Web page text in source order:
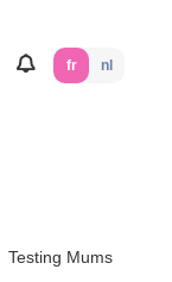
fr nl
Testing Mums